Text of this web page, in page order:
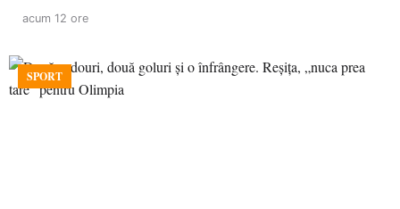
acum 12 ore
SPORT